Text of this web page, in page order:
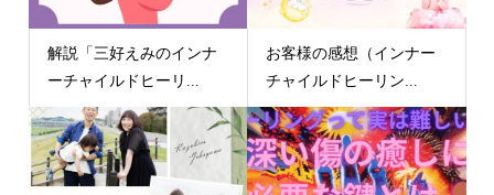
解説「三好えみのインナ
ーチャイルドヒーリ...
お客様の感想（インナー
チャイルドヒーリン...